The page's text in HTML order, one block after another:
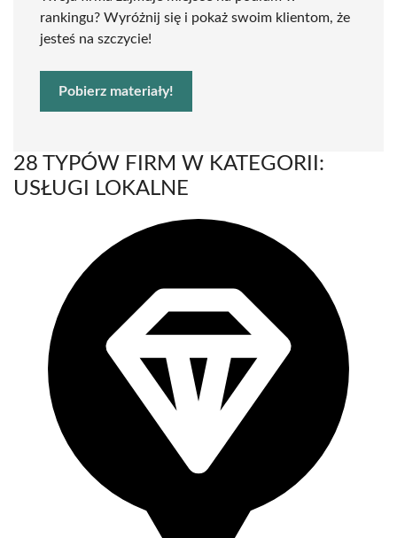
rankingu? Wyróżnij się i pokaż swoim klientom, że
jesteś na szczycie!
Pobierz materiały!
28 TYPÓW FIRM W KATEGORII:
USŁUGI LOKALNE